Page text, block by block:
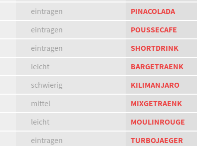
eintragen PINACOLADA
eintragen POUSSECAFE
eintragen SHORTDRINK
leicht BARGETRAENK
schwierig KILIMANJARO
mittel MIXGETRAENK
leicht MOULINROUGE
eintragen TURBOJAEGER